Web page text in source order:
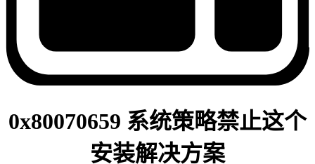
0x80070659 系统策略禁止这个
安装解决方案